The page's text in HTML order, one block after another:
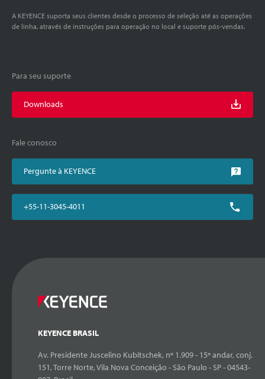
A KEYENCE suporta seus clientes desde o processo de seleção até as operações
de linha, através de instruções para operação no local e suporte pós-vendas.
Para seu suporte
Downloads
Fale conosco
Pergunte à KEYENCE
+55-11-3045-4011
KEYENCE BRASIL
Av. Presidente Juscelino Kubitschek, nº 1.909 - 15º andar, conj.
151, Torre Norte, Vila Nova Conceição - São Paulo - SP - 04543-